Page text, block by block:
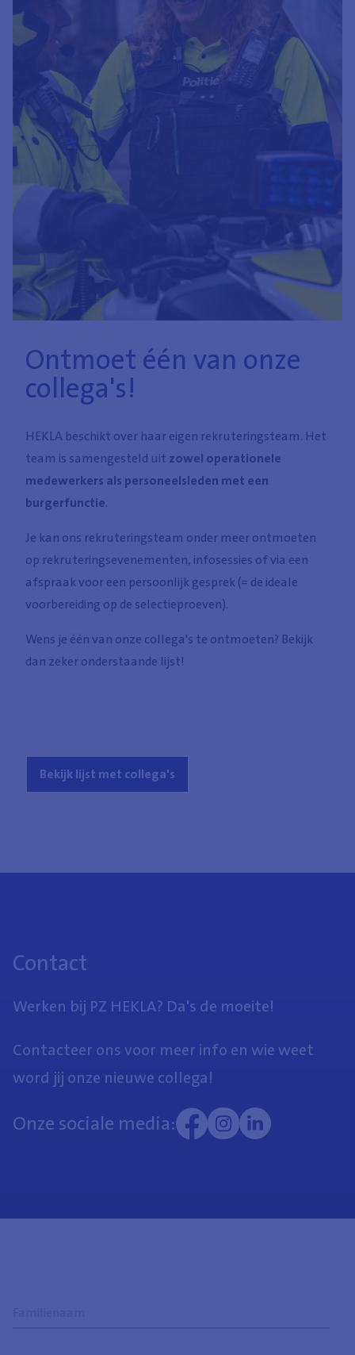
Ontmoet één van onze
collega's!
HEKLA beschikt over haar eigen rekruteringsteam. Het
team is samengesteld uit zowel operationele
medewerkers als personeelsleden met een
burgerfunctie.
Je kan ons rekruteringsteam onder meer ontmoeten
op rekruteringsevenementen, infosessies of via een
afspraak voor een persoonlijk gesprek (= de ideale
voorbereiding op de selectieproeven).
Wens je één van onze collega's te ontmoeten? Bekijk
dan zeker onderstaande lijst!
Bekijk lijst met collega's
Contact
Werken bij PZ HEKLA? Da's de moeite!
Contacteer ons voor meer info en wie weet
word jij onze nieuwe collega!
Onze sociale media: